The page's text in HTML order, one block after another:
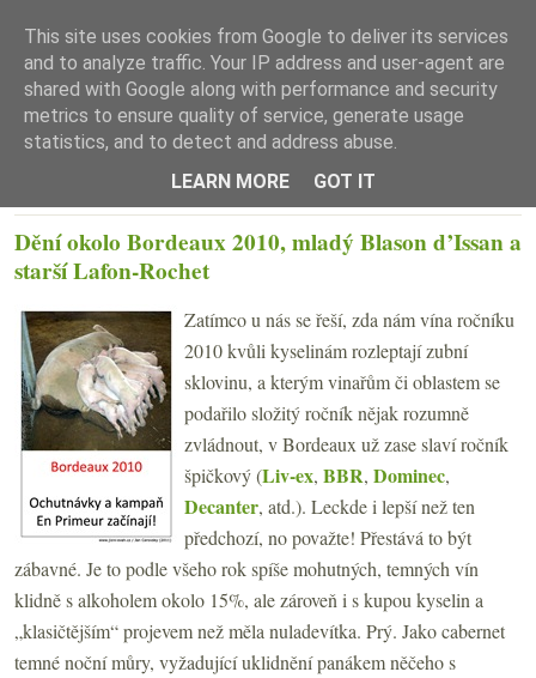
☰ Menu
Dění okolo Bordeaux 2010, mladý Blason d’Issan a
starší Lafon-Rochet
Zatímco u nás se řeší, zda nám vína ročníku
2010 kvůli kyselinám rozleptají zubní
sklovinu, a kterým vinařům či oblastem se
podařilo složitý ročník nějak rozumně
zvládnout, v Bordeaux už zase slaví ročník
špičkový (Liv-ex, BBR, Dominec,
Decanter, atd.). Leckde i lepší než ten
předchozí, no považte! Přestává to být
zábavné. Je to podle všeho rok spíše mohutných, temných vín
klidně s alkoholem okolo 15%, ale zároveň i s kupou kyselin a
„klasičtějším“ projevem než měla nuladevítka. Prý. Jako cabernet
temné noční můry, vyžadující uklidnění panákem něčeho s
This site uses cookies from Google to deliver its services
and to analyze traffic. Your IP address and user-agent are
shared with Google along with performance and security
metrics to ensure quality of service, generate usage
statistics, and to detect and address abuse.
LEARN MORE
GOT IT